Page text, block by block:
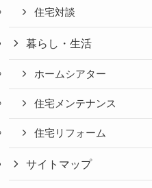
住宅対談
暮らし・生活
ホームシアター
住宅メンテナンス
住宅リフォーム
サイトマップ